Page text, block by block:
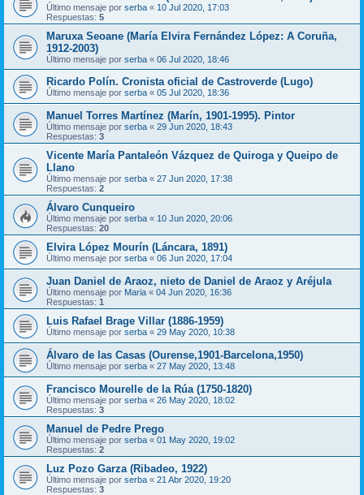
Último mensaje por serba « 10 Jul 2020, 17:03
Respuestas: 5
Maruxa Seoane (María Elvira Fernández López: A Coruña,
1912-2003)
Último mensaje por serba « 06 Jul 2020, 18:46
Ricardo Polín. Cronista oficial de Castroverde (Lugo)
Último mensaje por serba « 05 Jul 2020, 18:36
Manuel Torres Martínez (Marín, 1901-1995). Pintor
Último mensaje por serba « 29 Jun 2020, 18:43
Respuestas: 3
Vicente María Pantaleón Vázquez de Quiroga y Queipo de
Llano
Último mensaje por serba « 27 Jun 2020, 17:38
Respuestas: 2
Álvaro Cunqueiro
Último mensaje por serba « 10 Jun 2020, 20:06
Respuestas: 20
Elvira López Mourín (Láncara, 1891)
Último mensaje por serba « 06 Jun 2020, 17:04
Juan Daniel de Araoz, nieto de Daniel de Araoz y Aréjula
Último mensaje por Maria « 04 Jun 2020, 16:36
Respuestas: 1
Luis Rafael Brage Villar (1886-1959)
Último mensaje por serba « 29 May 2020, 10:38
Álvaro de las Casas (Ourense,1901-Barcelona,1950)
Último mensaje por serba « 27 May 2020, 13:48
Francisco Mourelle de la Rúa (1750-1820)
Último mensaje por serba « 26 May 2020, 18:02
Respuestas: 3
Manuel de Pedre Prego
Último mensaje por serba « 01 May 2020, 19:02
Respuestas: 2
Luz Pozo Garza (Ribadeo, 1922)
Último mensaje por serba « 21 Abr 2020, 19:20
Respuestas: 3